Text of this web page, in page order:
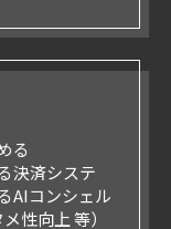
る
決済システ
AIコンシェル
性向上 等）